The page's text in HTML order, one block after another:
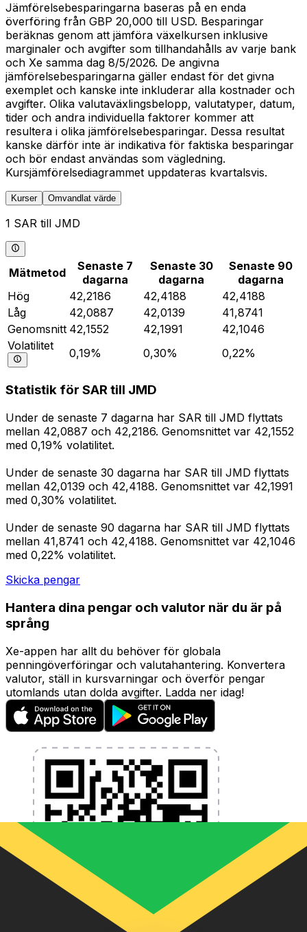
Jämförelsebesparingarna baseras på en enda
överföring från GBP 20,000 till USD. Besparingar
beräknas genom att jämföra växelkursen inklusive
marginaler och avgifter som tillhandahålls av varje bank
och Xe samma dag 8/5/2026. De angivna
jämförelsebesparingarna gäller endast för det givna
exemplet och kanske inte inkluderar alla kostnader och
avgifter. Olika valutaväxlingsbelopp, valutatyper, datum,
tider och andra individuella faktorer kommer att
resultera i olika jämförelsebesparingar. Dessa resultat
kanske därför inte är indikativa för faktiska besparingar
och bör endast användas som vägledning.
Kursjämförelsediagrammet uppdateras kvartalsvis.
Kurser Omvandlat värde
1 SAR till JMD
Mätmetod
Senaste 7
dagarna
Senaste 30
dagarna
Senaste 90
dagarna
Hög
42,2186 42,4188
42,4188
Låg
42,0887 42,0139
41,8741
Genomsnitt 42,1552 42,1991
42,1046
Volatilitet
0,19% 0,30% 0,22%
Statistik för SAR till JMD
Under de senaste 7 dagarna har SAR till JMD flyttats
mellan 42,0887 och 42,2186. Genomsnittet var 42,1552
med 0,19% volatilitet.
Under de senaste 30 dagarna har SAR till JMD flyttats
mellan 42,0139 och 42,4188. Genomsnittet var 42,1991
med 0,30% volatilitet.
Under de senaste 90 dagarna har SAR till JMD flyttats
mellan 41,8741 och 42,4188. Genomsnittet var 42,1046
med 0,22% volatilitet.
Skicka pengar
Hantera dina pengar och valutor när du är på
språng
Xe-appen har allt du behöver för globala
penningöverföringar och valutahantering. Konvertera
valutor, ställ in kursvarningar och överför pengar
utomlands utan dolda avgifter. Ladda ner idag!